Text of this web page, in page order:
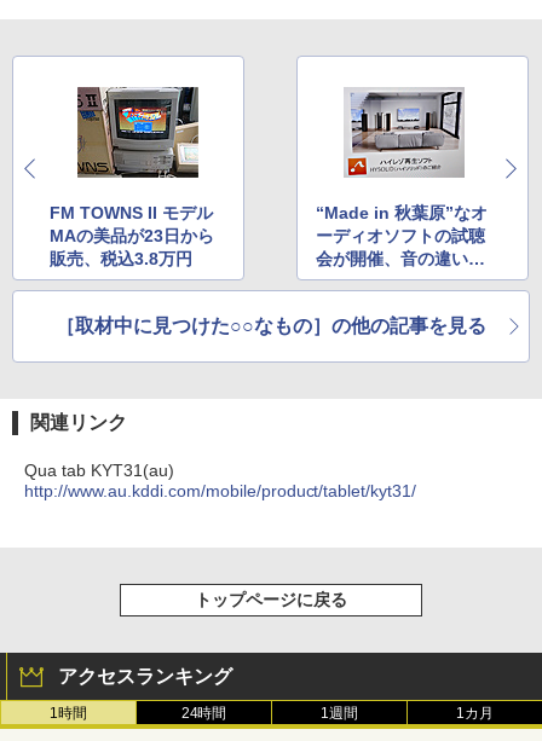
FM TOWNS II モデル
MAの美品が23日から
販売、税込3.8万円
“Made in 秋葉原”なオ
ーディオソフトの試聴
会が開催、音の違いを
体感してきた
［取材中に見つけた○○なもの］の他の記事を見る
関連リンク
Qua tab KYT31(au)
http://www.au.kddi.com/mobile/product/tablet/kyt31/
トップページに戻る
アクセスランキング
1時間 24時間 1週間 1カ月